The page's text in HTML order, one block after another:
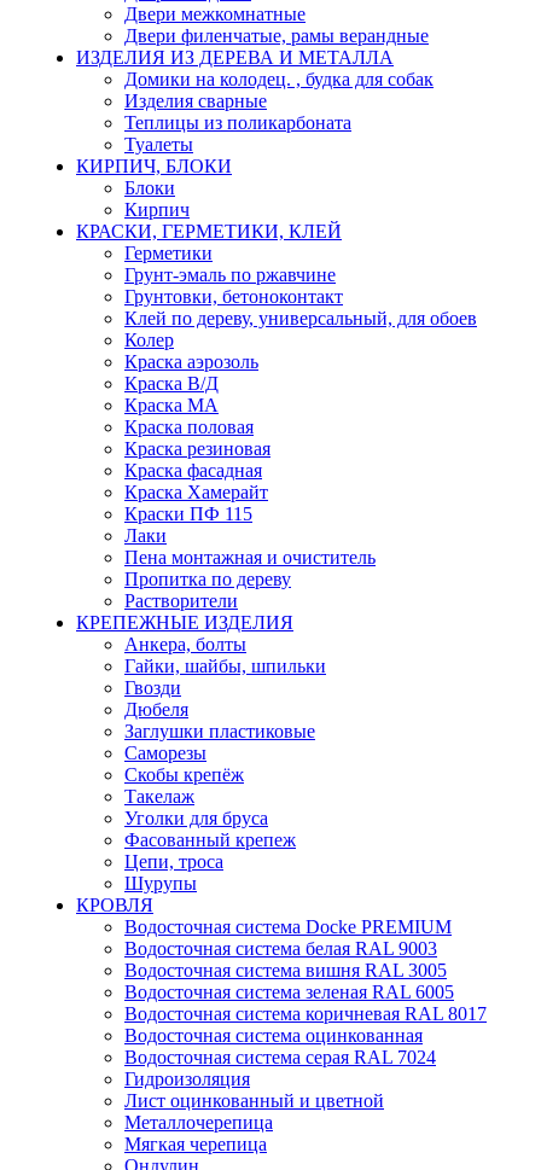
Двери межкомнатные
Двери филенчатые, рамы верандные
ИЗДЕЛИЯ ИЗ ДЕРЕВА И МЕТАЛЛА
Домики на колодец. , будка для собак
Изделия сварные
Теплицы из поликарбоната
Туалеты
КИРПИЧ, БЛОКИ
Блоки
Кирпич
КРАСКИ, ГЕРМЕТИКИ, КЛЕЙ
Герметики
Грунт-эмаль по ржавчине
Грунтовки, бетоноконтакт
Клей по дереву, универсальный, для обоев
Колер
Краска аэрозоль
Краска В/Д
Краска МА
Краска половая
Краска резиновая
Краска фасадная
Краска Хамерайт
Краски ПФ 115
Лаки
Пена монтажная и очиститель
Пропитка по дереву
Растворители
КРЕПЕЖНЫЕ ИЗДЕЛИЯ
Анкера, болты
Гайки, шайбы, шпильки
Гвозди
Дюбеля
Заглушки пластиковые
Саморезы
Скобы крепёж
Такелаж
Уголки для бруса
Фасованный крепеж
Цепи, троса
Шурупы
КРОВЛЯ
Водосточная система Docke PREMIUM
Водосточная система белая RAL 9003
Водосточная система вишня RAL 3005
Водосточная система зеленая RAL 6005
Водосточная система коричневая RAL 8017
Водосточная система оцинкованная
Водосточная система серая RAL 7024
Гидроизоляция
Лист оцинкованный и цветной
Металлочерепица
Мягкая черепица
Ондулин